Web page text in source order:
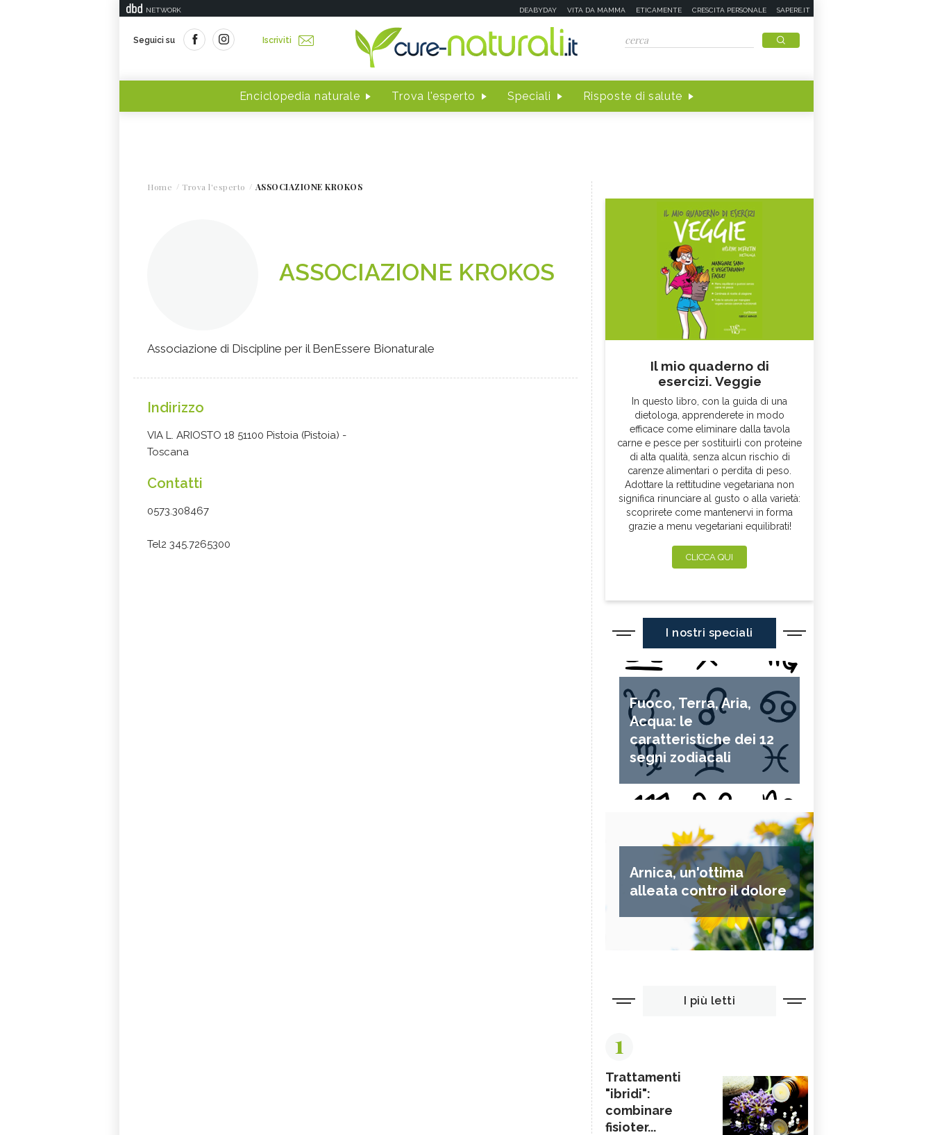
NETWORK DEABYDAY VITA DA MAMMA ETICAMENTE CRESCITA PERSONALE SAPERE.IT
Seguici su Iscriviti
Enciclopedia naturale Trova l'esperto Speciali Risposte di salute
Home Trova l'esperto ASSOCIAZIONE KROKOS
ASSOCIAZIONE KROKOS
Associazione di Discipline per il BenEssere Bionaturale
Indirizzo
VIA L. ARIOSTO 18 51100 Pistoia (Pistoia) -
Toscana
Contatti
0573.308467
Tel2 345.7265300
Il mio quaderno di
esercizi. Veggie
In questo libro, con la guida di una
dietologa, apprenderete in modo
efficace come eliminare dalla tavola
carne e pesce per sostituirli con proteine
di alta qualità, senza alcun rischio di
carenze alimentari o perdita di peso.
Adottare la rettitudine vegetariana non
significa rinunciare al gusto o alla varietà:
scoprirete come mantenervi in forma
grazie a menu vegetariani equilibrati!
CLICCA QUI
I nostri speciali
Fuoco, Terra, Aria,
Acqua: le
caratteristiche dei 12
segni zodiacali
Arnica, un'ottima
alleata contro il dolore
I più letti
1
Trattamenti
"ibridi":
combinare
fisioter...